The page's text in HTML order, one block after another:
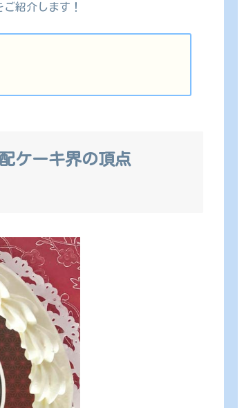
紹介します！
ケーキ界の頂点